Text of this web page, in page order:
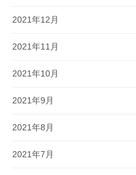
2021年12月
2021年11月
2021年10月
2021年9月
2021年8月
2021年7月